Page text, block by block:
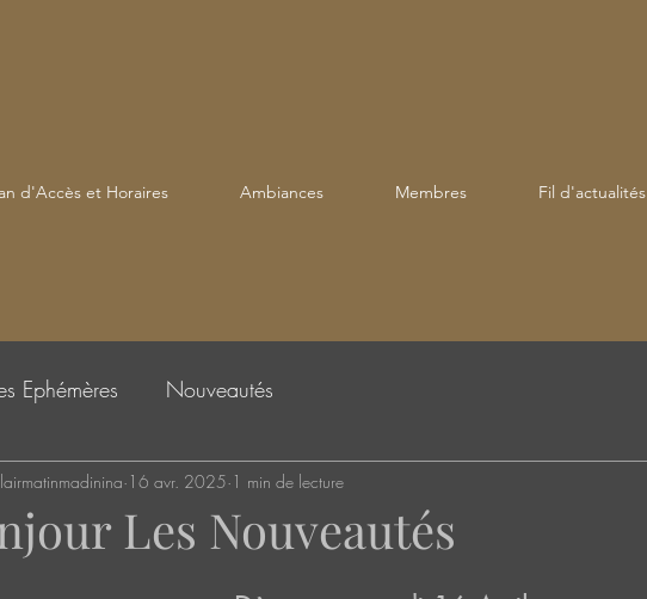
d'Accès et Horaires Ambiances Membres Fil d'actualités
Ephémères Nouveautés
Les Nouveautés
16 avr. 2025 1 min de lecture